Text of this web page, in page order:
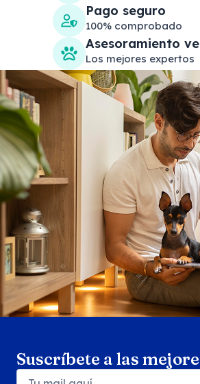
Pago seguro
100% comprobado
Asesoramiento
Los mejores expertos
Suscríbete a las
Search